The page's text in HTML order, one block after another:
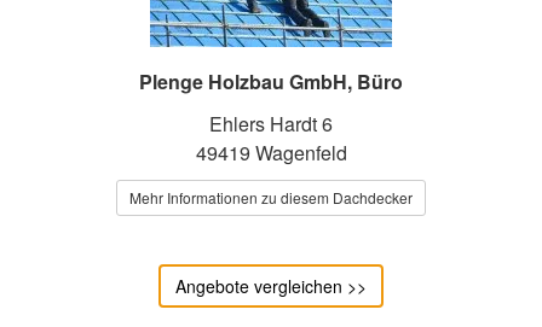
Plenge Holzbau GmbH, Büro
Ehlers Hardt 6
49419 Wagenfeld
Mehr Informationen zu diesem Dachdecker
Angebote vergleichen >>